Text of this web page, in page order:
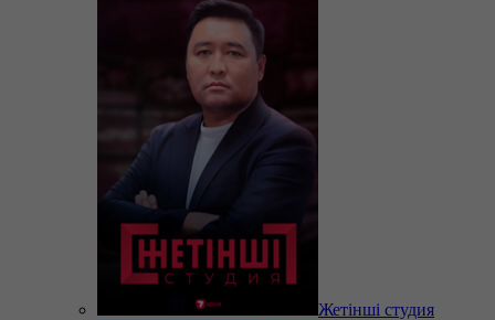
Жетінші студия